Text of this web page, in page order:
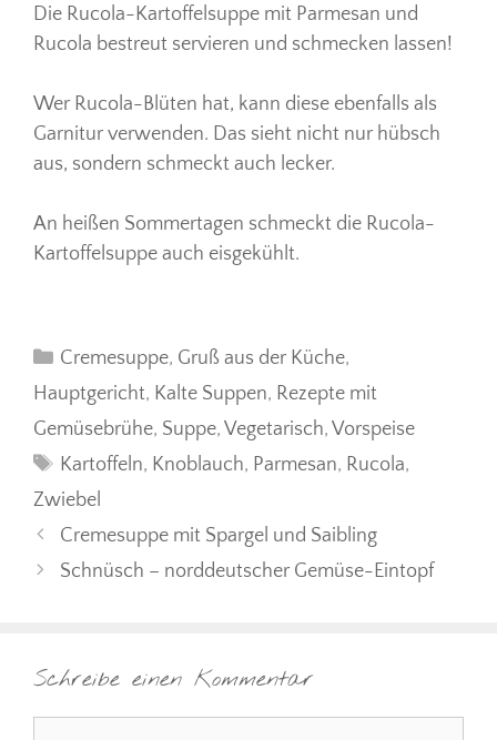
Die Rucola-Kartoffelsuppe mit Parmesan und
Rucola bestreut servieren und schmecken lassen!
Wer Rucola-Blüten hat, kann diese ebenfalls als
Garnitur verwenden. Das sieht nicht nur hübsch
aus, sondern schmeckt auch lecker.
An heißen Sommertagen schmeckt die Rucola-
Kartoffelsuppe auch eisgekühlt.
Kategorien
Cremesuppe, Gruß aus der Küche,
Hauptgericht, Kalte Suppen, Rezepte mit
Gemüsebrühe, Suppe, Vegetarisch, Vorspeise
Schlagwörter
Kartoffeln, Knoblauch, Parmesan, Rucola,
Zwiebel
Cremesuppe mit Spargel und Saibling
Schnüsch – norddeutscher Gemüse-Eintopf
Schreibe einen Kommentar